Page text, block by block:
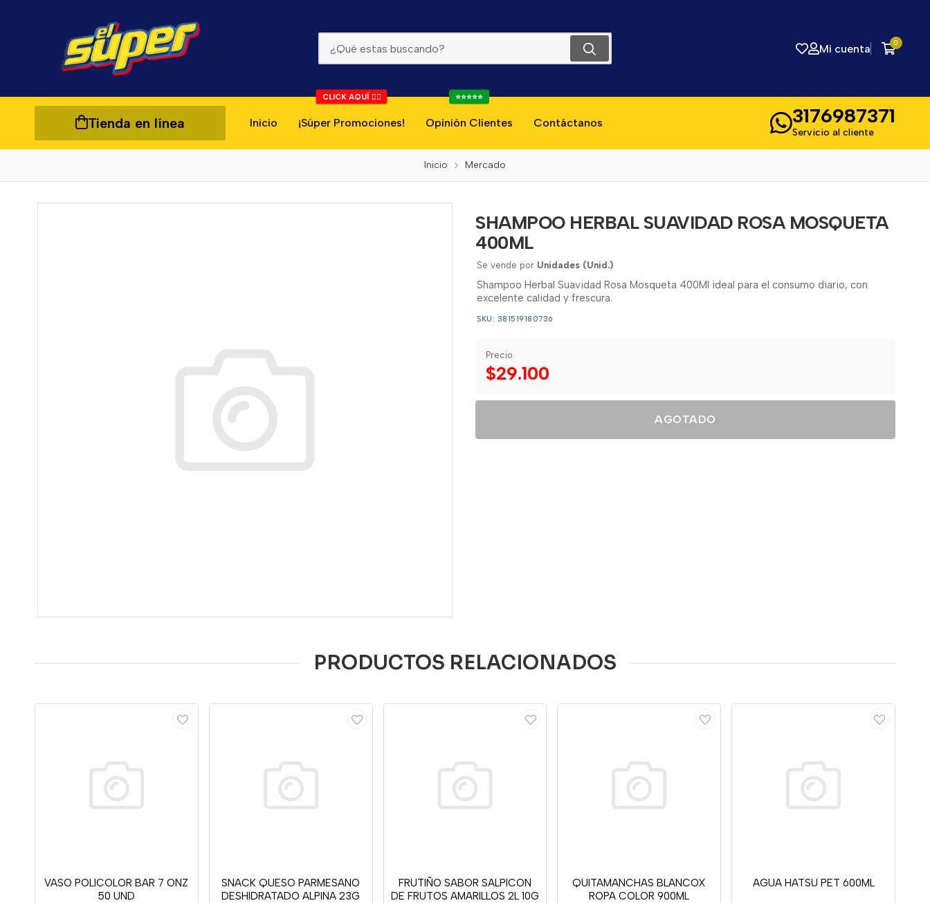
Mi cuenta 0
Tienda en línea Inicio ¡Súper Promociones!
CLICK AQUÍ 👇🏻
Opinión Clientes
⭐⭐⭐⭐⭐
Contáctanos 3176987371
Servicio al cliente
Inicio Mercado
SHAMPOO HERBAL SUAVIDAD ROSA MOSQUETA
400ML
Se vende por Unidades (Unid.)
Shampoo Herbal Suavidad Rosa Mosqueta 400Ml ideal para el consumo diario, con
excelente calidad y frescura.
SKU: 381519180736
Precio
$29.100
AGOTADO
PRODUCTOS RELACIONADOS
VASO POLICOLOR BAR 7 ONZ
50 UND
SNACK QUESO PARMESANO
DESHIDRATADO ALPINA 23G
FRUTIÑO SABOR SALPICON
DE FRUTOS AMARILLOS 2L 10G
QUITAMANCHAS BLANCOX
ROPA COLOR 900ML
AGUA HATSU PET 600ML